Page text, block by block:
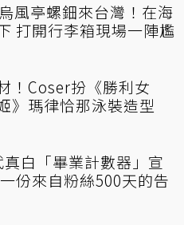
風亭螺鈿來台灣！在海
打開行李箱現場一陣尷
！Coser扮《勝利女
》瑪律恰那泳裝造型
真白「畢業計數器」宣
份來自粉絲500天的告